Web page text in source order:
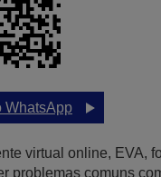
WhatsApp
virtual online, EVA,
problemas comuns